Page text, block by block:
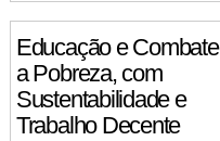
Educação e Combate
a Pobreza, com
Sustentabilidade e
Trabalho Decente